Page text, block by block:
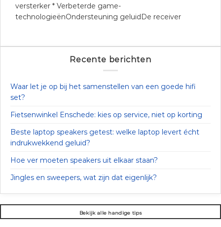
versterker * Verbeterde game-
technologieënOndersteuning geluidDe receiver
Recente berichten
Waar let je op bij het samenstellen van een goede hifi
set?
Fietsenwinkel Enschede: kies op service, niet op korting
Beste laptop speakers getest: welke laptop levert écht
indrukwekkend geluid?
Hoe ver moeten speakers uit elkaar staan?
Jingles en sweepers, wat zijn dat eigenlijk?
Bekijk alle handige tips